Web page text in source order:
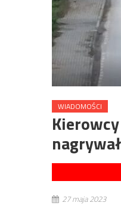
WIADOMOŚCI
27 maja 2023